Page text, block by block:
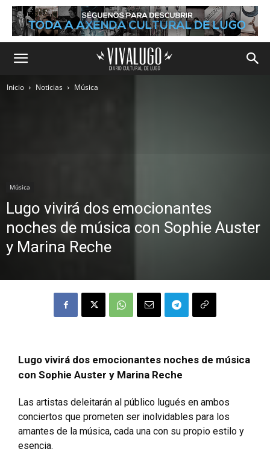
Inicio Noticias Música
Música
Lugo vivirá dos emocionantes
noches de música con Sophie Auster
y Marina Reche
Lugo vivirá dos emocionantes noches de música
con Sophie Auster y Marina Reche
Las artistas deleitarán al público lugués en ambos
conciertos que prometen ser inolvidables para los
amantes de la música, cada una con su propio estilo y
esencia.